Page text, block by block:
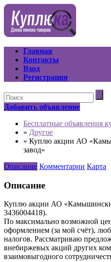
Главная
Контакты
Вход
Регистрация
Добавить объявление
Бесплатные объявления
» Другое
» Куплю акции АО
завод»
Описание Комментарии Карта
Описание
Куплю акции АО
3436004418).
По максимально возможной
оформлением (за мой счёт),
налогов. Рассматриваю
внебиржевых акций других
взаимовыгодного